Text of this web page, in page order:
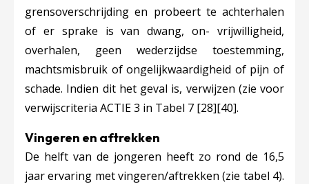
grensoverschrijding en probeert te achterhalen
of er sprake is van dwang, on- vrijwilligheid,
overhalen, geen wederzijdse toestemming,
machtsmisbruik of ongelijkwaardigheid of pijn of
schade. Indien dit het geval is, verwijzen (zie voor
verwijscriteria ACTIE 3 in Tabel 7 [28][40].
Vingeren en aftrekken
De helft van de jongeren heeft zo rond de 16,5
jaar ervaring met vingeren/aftrekken (zie tabel 4).